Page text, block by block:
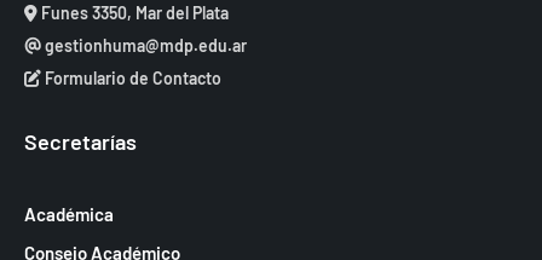
Funes 3350, Mar del Plata
gestionhuma@mdp.edu.ar
Formulario de Contacto
Secretarías
Académica
Consejo Académico